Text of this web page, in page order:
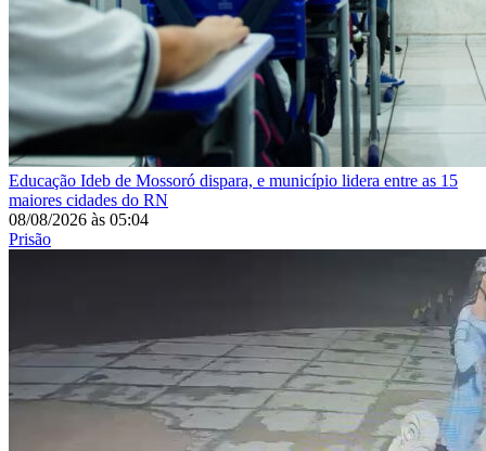
Educação Ideb de Mossoró dispara, e município lidera entre as 15
maiores cidades do RN
08/08/2026 às 05:04
Prisão